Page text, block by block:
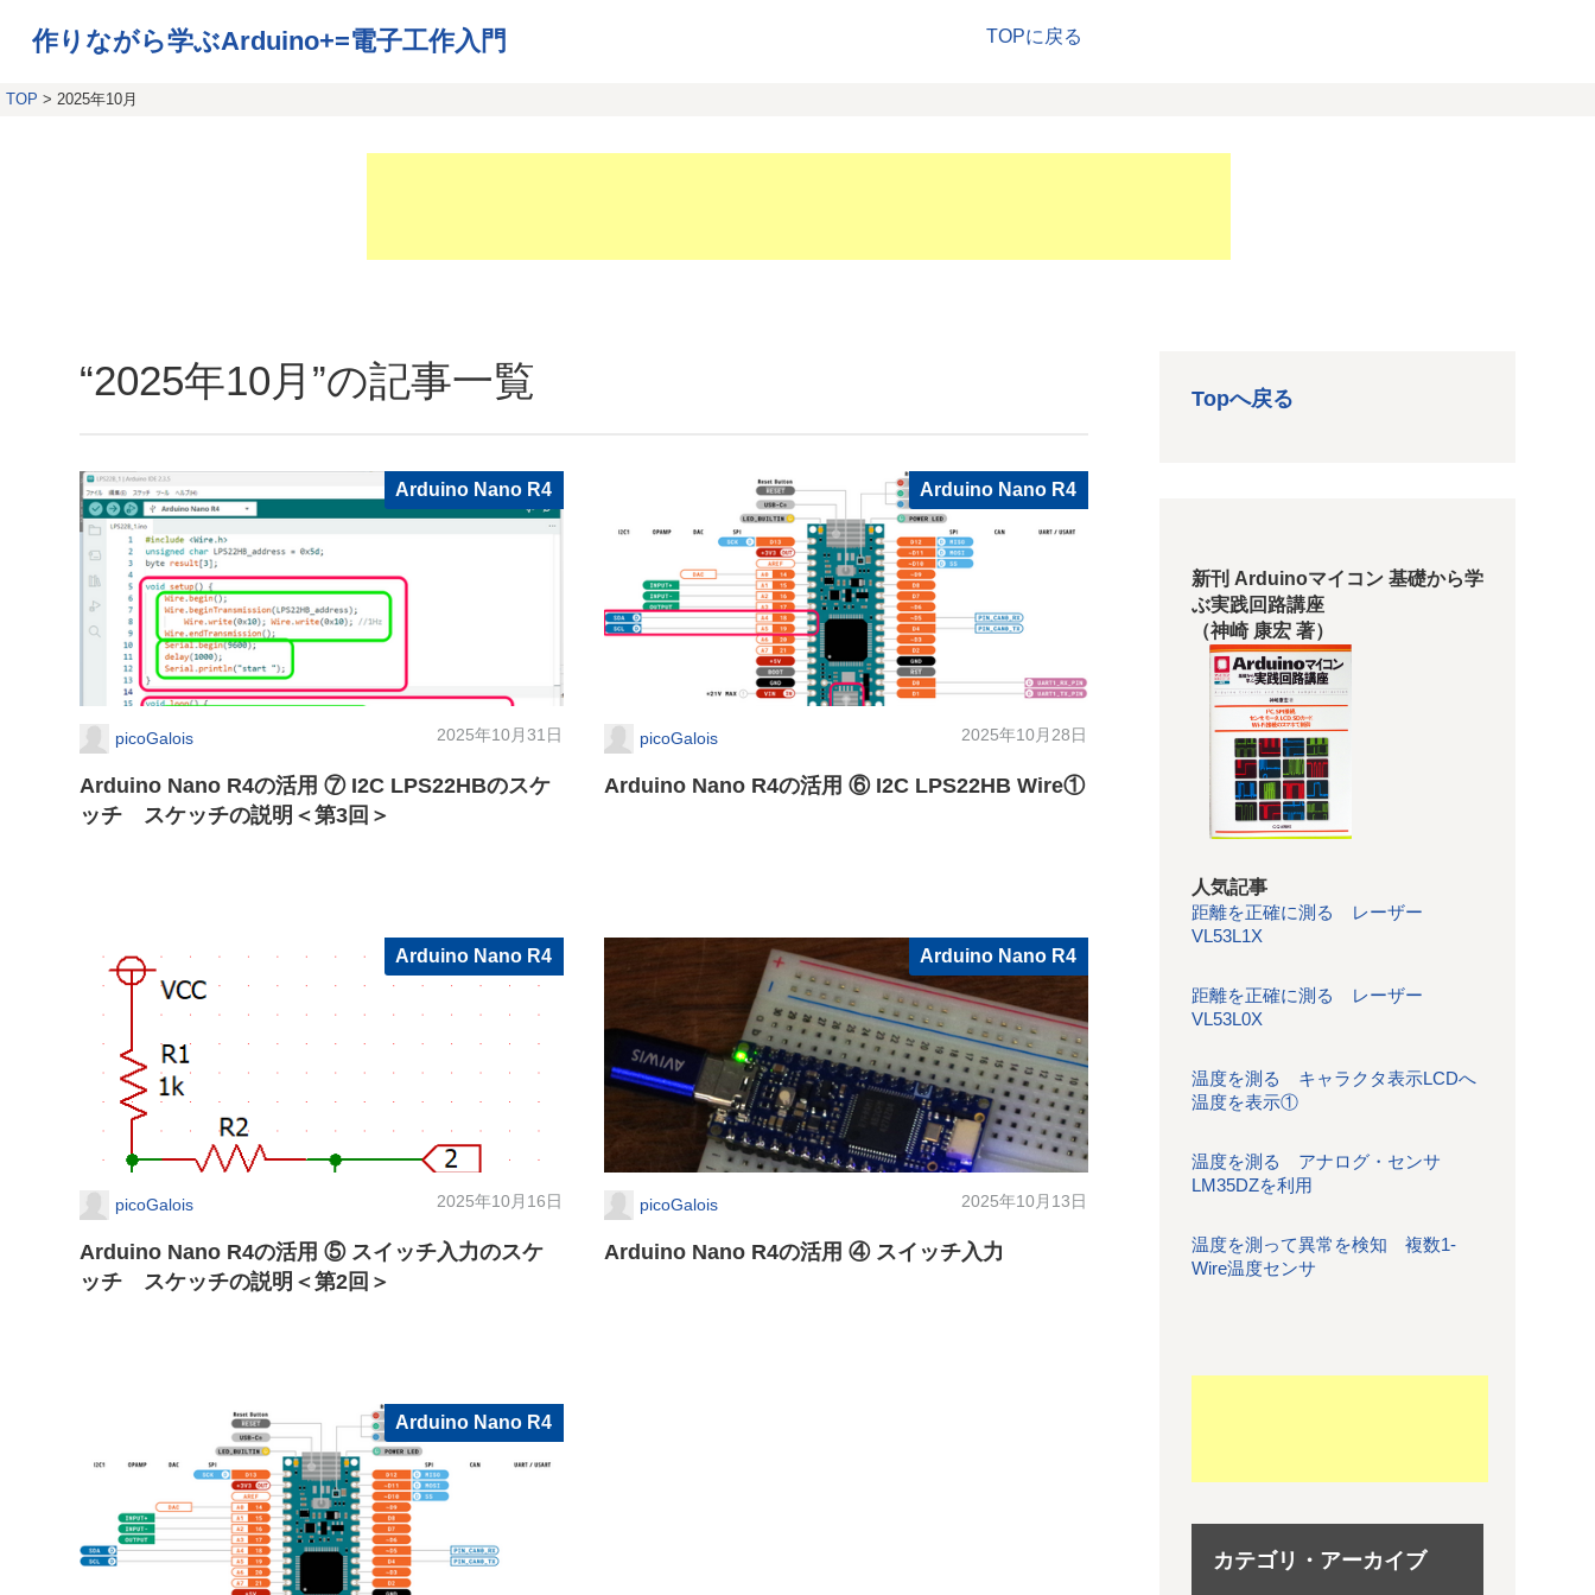
TOPに戻る
作りながら学ぶArduino+=電子工作入門
TOP > 2025年10月
“2025年10月”の記事一覧
Arduino Nano R4
picoGalois 2025年10月31日
Arduino Nano R4の活用 ⑦ I2C LPS22HBのスケ
ッチ スケッチの説明＜第3回＞
Arduino Nano R4
picoGalois 2025年10月28日
Arduino Nano R4の活用 ⑥ I2C LPS22HB Wire①
Arduino Nano R4
picoGalois 2025年10月16日
Arduino Nano R4の活用 ⑤ スイッチ入力のスケ
ッチ スケッチの説明＜第2回＞
Arduino Nano R4
picoGalois 2025年10月13日
Arduino Nano R4の活用 ④ スイッチ入力
Arduino Nano R4
Topへ戻る
新刊 Arduinoマイコン 基礎から学
ぶ実践回路講座
（神崎 康宏 著）
人気記事
距離を正確に測る レーザー
VL53L1X
距離を正確に測る レーザー
VL53L0X
温度を測る キャラクタ表示LCDへ
温度を表示①
温度を測る アナログ・センサ
LM35DZを利用
温度を測って異常を検知 複数1-
Wire温度センサ
カテゴリ・アーカイブ